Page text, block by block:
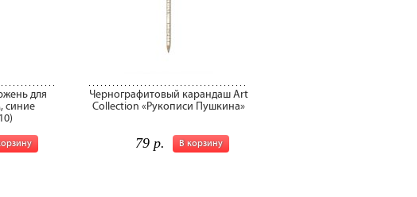
для
синие
Чернографитовый карандаш Art
Collection «Рукописи Пушкина»
В корзину
79 р.